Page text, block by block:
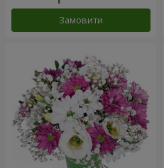
Замовити